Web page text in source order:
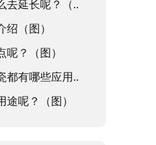
去延长呢？（..
（图）
？（图）
都有哪些应用..
途呢？（图）